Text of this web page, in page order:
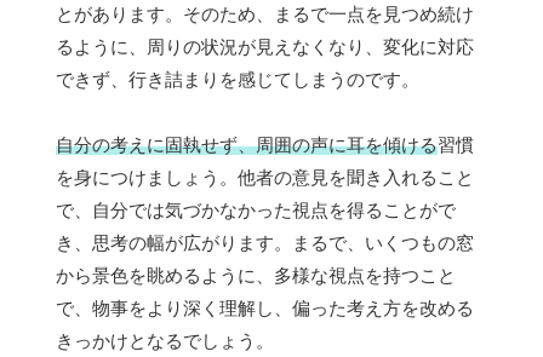
とがあります。そのため、まるで一点を見つめ続け
るように、周りの状況が見えなくなり、変化に対応
できず、行き詰まりを感じてしまうのです。
自分の考えに固執せず、周囲の声に耳を傾ける習慣
を身につけましょう。他者の意見を聞き入れること
で、自分では気づかなかった視点を得ることがで
き、思考の幅が広がります。まるで、いくつもの窓
から景色を眺めるように、多様な視点を持つこと
で、物事をより深く理解し、偏った考え方を改める
きっかけとなるでしょう。